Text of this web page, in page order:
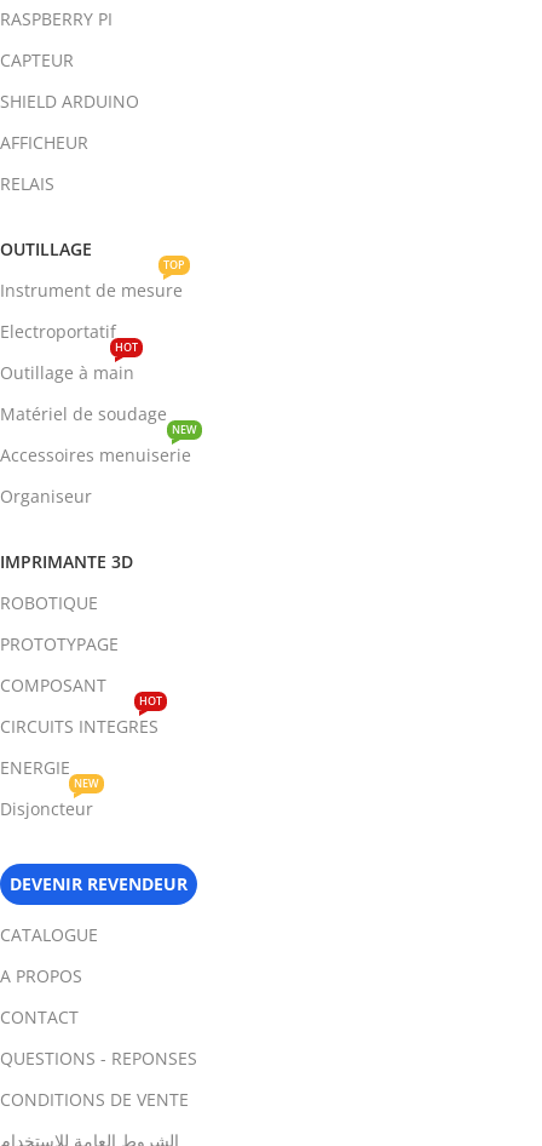
RASPBERRY PI
CAPTEUR
SHIELD ARDUINO
AFFICHEUR
RELAIS
OUTILLAGE
Instrument de mesure
TOP
Electroportatif
Outillage à main
HOT
Matériel de soudage
Accessoires menuiserie
NEW
Organiseur
IMPRIMANTE 3D
ROBOTIQUE
PROTOTYPAGE
COMPOSANT
CIRCUITS INTEGRES
HOT
ENERGIE
Disjoncteur
NEW
DEVENIR REVENDEUR
CATALOGUE
A PROPOS
CONTACT
QUESTIONS - REPONSES
CONDITIONS DE VENTE
الشروط العامة للاستخدام